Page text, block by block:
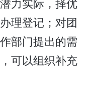
理登记；对团
部门提出的需
可以组织补充